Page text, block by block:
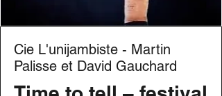
Cie L'unijambiste - Martin
Palisse et David Gauchard